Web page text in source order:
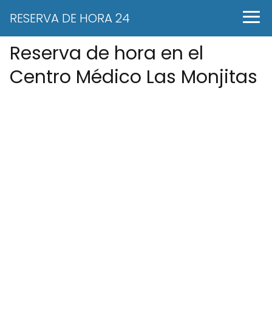
RESERVA DE HORA 24
Reserva de hora en el
Centro Médico Las Monjitas